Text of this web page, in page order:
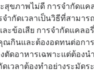
สุขภาพไม่ดี การจำกัดแค
ำกัดเวลาเป็นวิธีที่สามา
ะข้อเสีย การจำกัดแคลอ
กินและต้องอดทนต่อกา
ตัดอาหารเฉพาะแต่ต้องน
เวลาต้องทำอย่างระมัดร